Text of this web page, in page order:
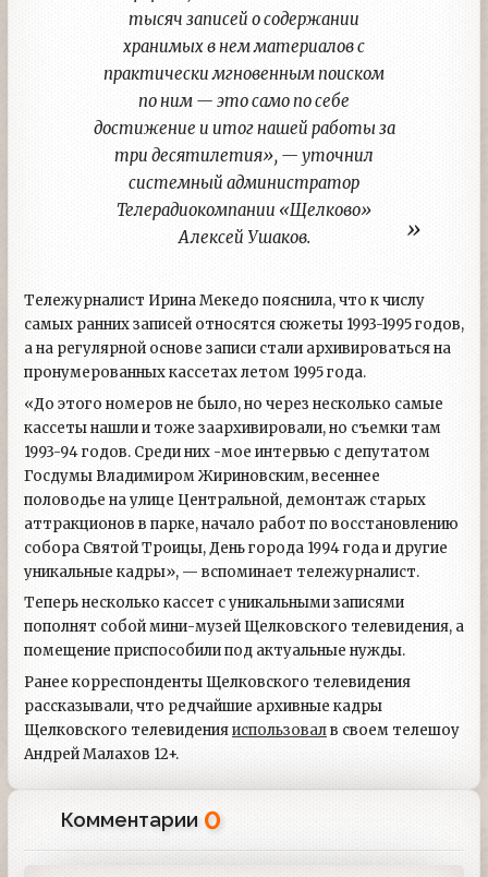
тысяч записей о содержании
хранимых в нем материалов с
практически мгновенным поиском
по ним — это само по себе
достижение и итог нашей работы за
три десятилетия», — уточнил
системный администратор
Телерадиокомпании «Щелково»
Алексей Ушаков.
Тележурналист Ирина Мекедо пояснила, что к числу
самых ранних записей относятся сюжеты 1993-1995 годов,
а на регулярной основе записи стали архивироваться на
пронумерованных кассетах летом 1995 года.
«До этого номеров не было, но через несколько самые
кассеты нашли и тоже заархивировали, но съемки там
1993-94 годов. Среди них -мое интервью с депутатом
Госдумы Владимиром Жириновским, весеннее
половодье на улице Центральной, демонтаж старых
аттракционов в парке, начало работ по восстановлению
собора Святой Троицы, День города 1994 года и другие
уникальные кадры», — вспоминает тележурналист.
Теперь несколько кассет с уникальными записями
пополнят собой мини-музей Щелковского телевидения, а
помещение приспособили под актуальные нужды.
Ранее корреспонденты Щелковского телевидения
рассказывали, что редчайшие архивные кадры
Щелковского телевиденияиспользовалв своем телешоу
Андрей Малахов 12+.
Комментарии 0